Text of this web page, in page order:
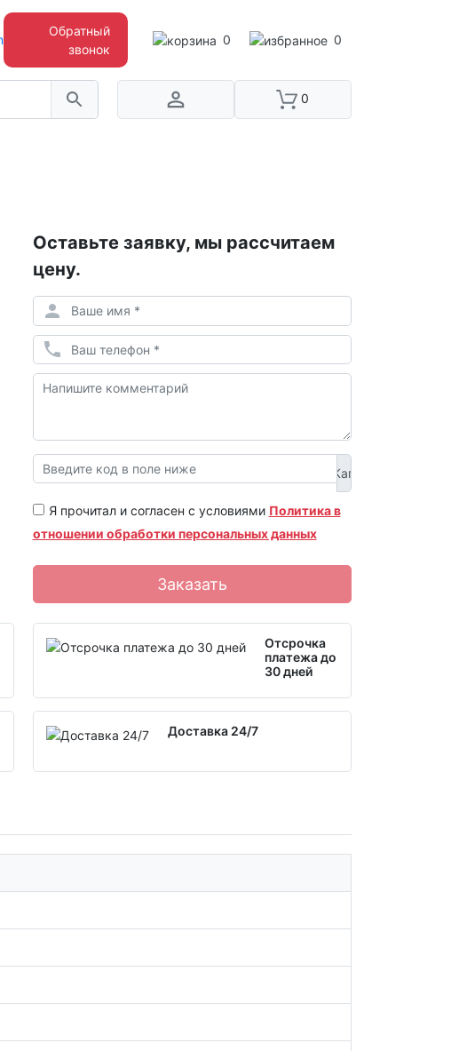
0 0
Обратный
звонок
0
Оставьте заявку, мы рассчитаем
цену.
Я прочитал и согласен с условиями Политика в
отношении обработки персональных данных
Заказать
Отсрочка
платежа до
30 дней
Доставка 24/7